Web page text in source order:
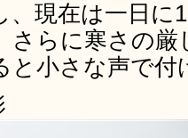
、現在は一日に
さらに寒さの厳
と小さな声で付